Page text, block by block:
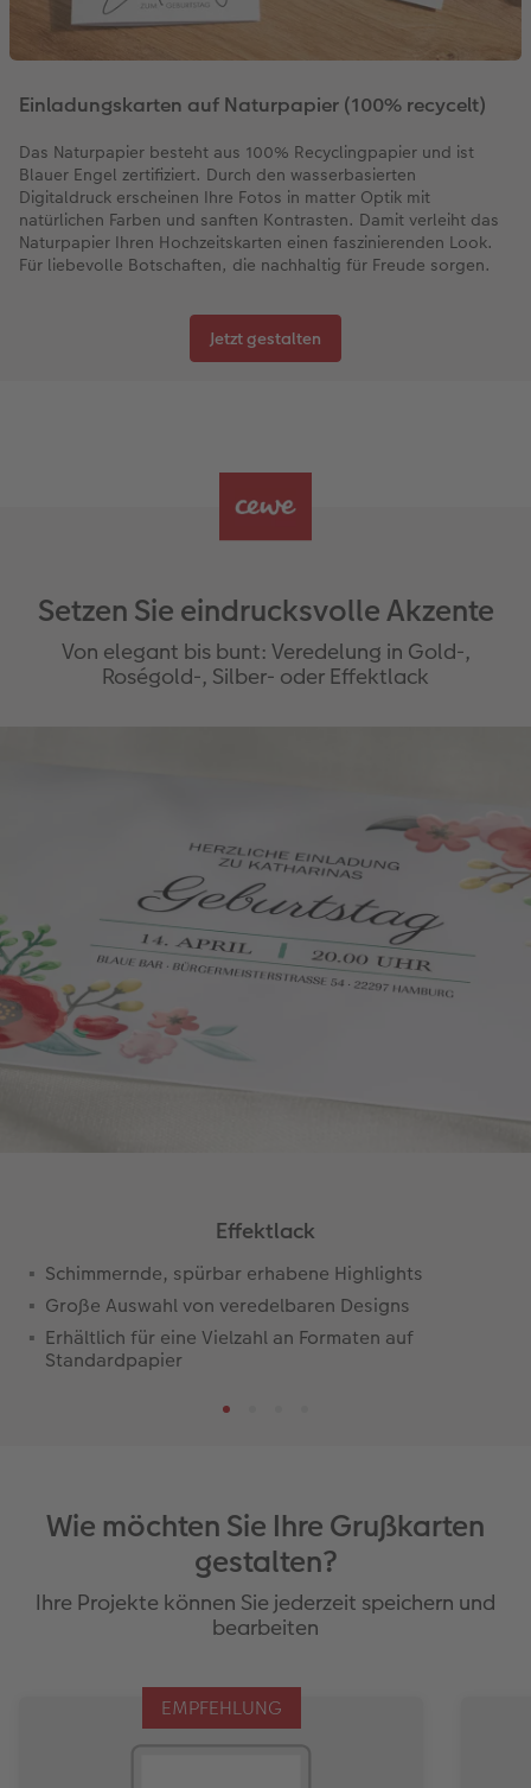
Einladungskarten auf Naturpapier (100% recycelt)
Das Naturpapier besteht aus 100% Recyclingpapier und ist
Blauer Engel zertifiziert. Durch den wasserbasierten
Digitaldruck erscheinen Ihre Fotos in matter Optik mit
natürlichen Farben und sanften Kontrasten. Damit verleiht das
Naturpapier Ihren Hochzeitskarten einen faszinierenden Look.
Für liebevolle Botschaften, die nachhaltig für Freude sorgen.
Jetzt gestalten
Setzen Sie eindrucksvolle Akzente
Von elegant bis bunt: Veredelung in Gold-,
Roségold-, Silber- oder Effektlack
Effektlack
Schimmernde, spürbar erhabene Highlights
Große Auswahl von veredelbaren Designs
Erhältlich für eine Vielzahl an Formaten auf
Standardpapier
Wie möchten Sie Ihre Grußkarten
gestalten?
Ihre Projekte können Sie jederzeit speichern und
bearbeiten
EMPFEHLUNG